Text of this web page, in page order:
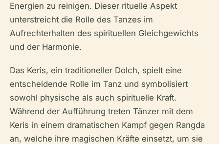
Energien zu reinigen. Dieser rituelle Aspekt
unterstreicht die Rolle des Tanzes im
Aufrechterhalten des spirituellen Gleichgewichts
und der Harmonie.
Das Keris, ein traditioneller Dolch, spielt eine
entscheidende Rolle im Tanz und symbolisiert
sowohl physische als auch spirituelle Kraft.
Während der Aufführung treten Tänzer mit dem
Keris in einem dramatischen Kampf gegen Rangda
an, welche ihre magischen Kräfte einsetzt, um sie